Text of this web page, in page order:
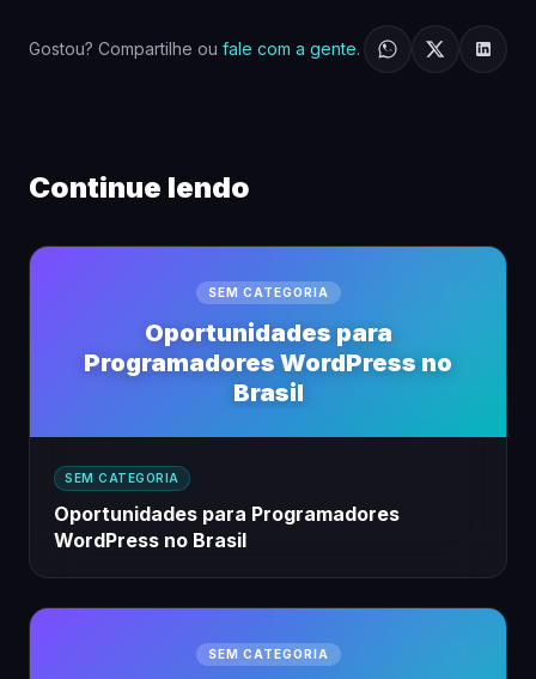
Gostou? Compartilhe ou fale com a gente.
Continue lendo
SEM CATEGORIA
Oportunidades para
Programadores WordPress no
Brasil
SEM CATEGORIA
Oportunidades para Programadores
WordPress no Brasil
SEM CATEGORIA